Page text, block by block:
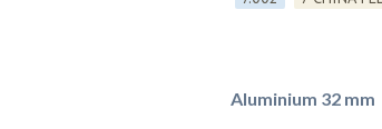
Aluminium 32 mm